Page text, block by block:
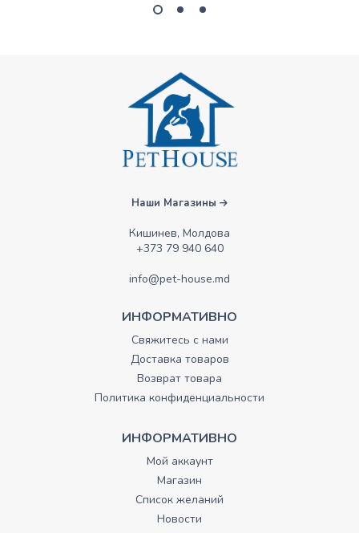
Наши Магазины
Кишинев, Молдова
+373 79 940 640
info@pet-house.md
ИНФОРМАТИВНО
Свяжитесь с нами
Доставка товаров
Возврат товара
Политика конфиденциальности
ИНФОРМАТИВНО
Мой аккаунт
Магазин
Список желаний
Новости